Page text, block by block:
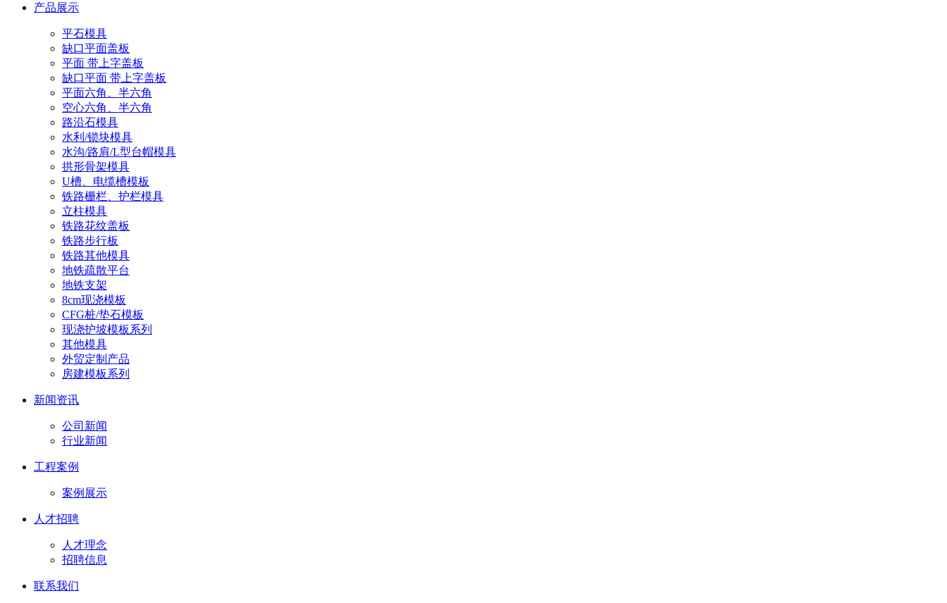
产品展示
平石模具
缺口平面盖板
平面 带上字盖板
缺口平面 带上字盖板
平面六角、半六角
空心六角、半六角
路沿石模具
水利/锁块模具
水沟/路肩/L型台帽模具
拱形骨架模具
U槽、电缆槽模板
铁路栅栏、护栏模具
立柱模具
铁路花纹盖板
铁路步行板
铁路其他模具
地铁疏散平台
地铁支架
8cm现浇模板
CFG桩/垫石模板
现浇护坡模板系列
其他模具
外贸定制产品
房建模板系列
新闻资讯
公司新闻
行业新闻
工程案例
案例展示
人才招聘
人才理念
招聘信息
联系我们